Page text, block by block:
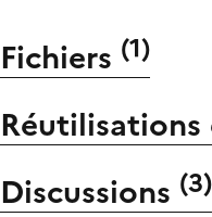
Fichiers (1)
Réutilisations
Discussions (3)